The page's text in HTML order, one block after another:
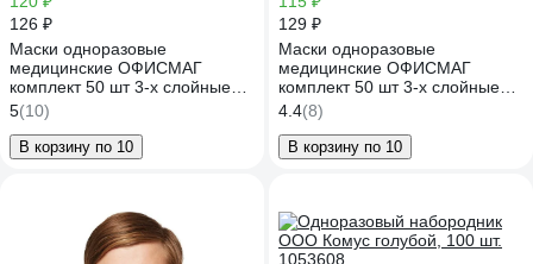
126 ₽
Маски одноразовые
медицинские ОФИСМАГ
комплект 50 шт 3-х слойные
голубые, фильтр Смс,
полиэстер МЕДСЕРВИС ш/к
48754 631502
5(10)
В корзину по 10
129 ₽
Маски одноразовые
медицинские ОФИСМАГ
комплект 50 шт 3-х слойные
белые, фильтр Смс, полиэстер
МЕДСЕРВИС ш/к 48761
631501
4.4(8)
В корзину по 10